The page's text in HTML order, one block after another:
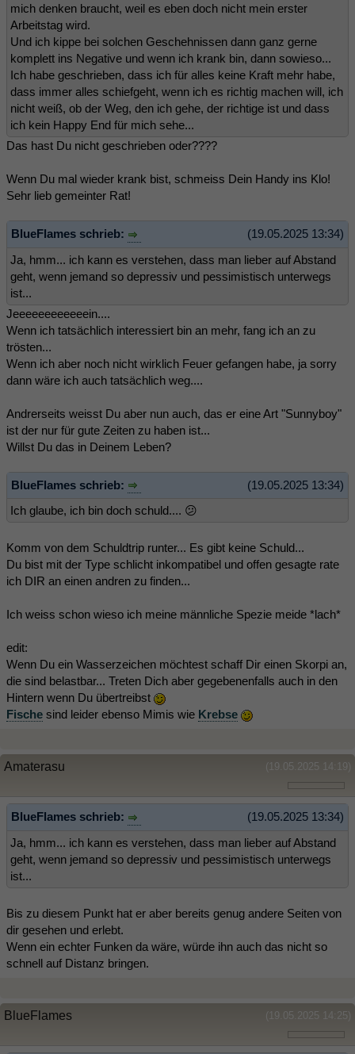
mich denken braucht, weil es eben doch nicht mein erster
Arbeitstag wird.
Und ich kippe bei solchen Geschehnissen dann ganz gerne
komplett ins Negative und wenn ich krank bin, dann sowieso...
Ich habe geschrieben, dass ich für alles keine Kraft mehr habe,
dass immer alles schiefgeht, wenn ich es richtig machen will, ich
nicht weiß, ob der Weg, den ich gehe, der richtige ist und dass
ich kein Happy End für mich sehe...
Das hast Du nicht geschrieben oder????
Wenn Du mal wieder krank bist, schmeiss Dein Handy ins Klo!
Sehr lieb gemeinter Rat!
(19.05.2025 13:34)
BlueFlames schrieb:
Ja, hmm... ich kann es verstehen, dass man lieber auf Abstand
geht, wenn jemand so depressiv und pessimistisch unterwegs
ist...
Jeeeeeeeeeeeein....
Wenn ich tatsächlich interessiert bin an mehr, fang ich an zu
trösten...
Wenn ich aber noch nicht wirklich Feuer gefangen habe, ja sorry
dann wäre ich auch tatsächlich weg....
Andrerseits weisst Du aber nun auch, das er eine Art "Sunnyboy"
ist der nur für gute Zeiten zu haben ist...
Willst Du das in Deinem Leben?
(19.05.2025 13:34)
BlueFlames schrieb:
Ich glaube, ich bin doch schuld.... 😕
Komm von dem Schuldtrip runter... Es gibt keine Schuld...
Du bist mit der Type schlicht inkompatibel und offen gesagte rate
ich DIR an einen andren zu finden...
Ich weiss schon wieso ich meine männliche Spezie meide *lach*
edit:
Wenn Du ein Wasserzeichen möchtest schaff Dir einen Skorpi an,
die sind belastbar... Treten Dich aber gegebenenfalls auch in den
Hintern wenn Du übertreibst
Fische sind leider ebenso Mimis wie Krebse
(19.05.2025 14:19)
Amaterasu
(19.05.2025 13:34)
BlueFlames schrieb:
Ja, hmm... ich kann es verstehen, dass man lieber auf Abstand
geht, wenn jemand so depressiv und pessimistisch unterwegs
ist...
Bis zu diesem Punkt hat er aber bereits genug andere Seiten von
dir gesehen und erlebt.
Wenn ein echter Funken da wäre, würde ihn auch das nicht so
schnell auf Distanz bringen.
(19.05.2025 14:25)
BlueFlames